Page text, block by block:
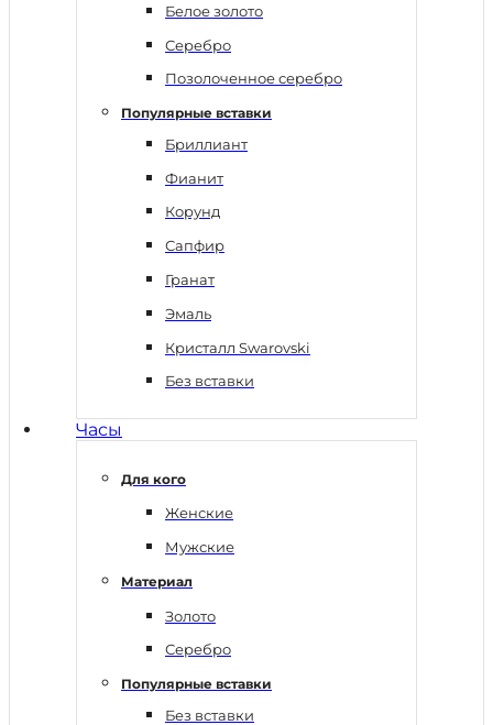
Белое золото
Серебро
Позолоченное серебро
Популярные вставки
Бриллиант
Фианит
Корунд
Сапфир
Гранат
Эмаль
Кристалл Swarovski
Без вставки
Часы
Для кого
Женские
Мужские
Материал
Золото
Серебро
Популярные вставки
Без вставки